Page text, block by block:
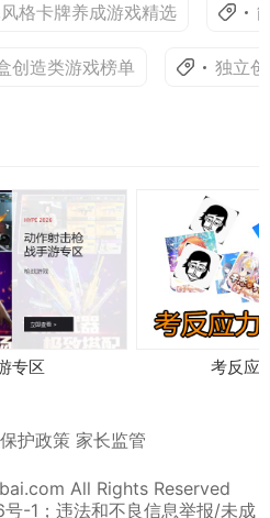
格卡牌养成游戏精选 能
造类游戏榜单 独立创
专区 考反应
护政策 家长监管
All Rights Reserved
-1 ；违法和不良信息举报/未成